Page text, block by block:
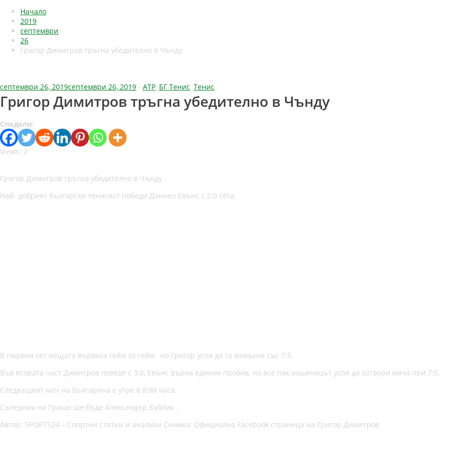
Начало
2019
септември
26
Григор Димитров тръгна убедително в Чънду
септември 26, 2019септември 26, 2019 - АТР, БГ Тенис, Тенис
Григор Димитров тръгна убедително в Чънду
Сподели:
Views: 2
Григор Димитров тръгна убедително в Чънду .
Най- добрият български тенисист победи Даниел Евънс с 2:0 сета.
В първия сет нещата вървяха гейм за гейм , но Григор успя да го измъкне със 7:5.
Във втората част Димитров поведе с 3:0, Евънс върна единия пробив, но все пак нашенецът успя да затвори мача при 7:5.
Следващият мач на българина е утре в 8:00 часа.
Съперник на Гришо ще бъде Александър Бублик .
Автор: SPORTS24 – Спортни статии и анализи Снимка: Официална Facebook страница на Григор Димитров